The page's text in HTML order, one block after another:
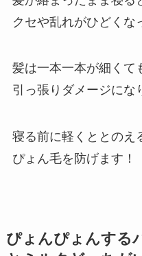
クセや乱れがひどくな
髪は一本一本が細くて
引っ張りダメージにな
寝る前に軽くととのえ
ぴょん毛を防げます！
ぴょんぴょんする